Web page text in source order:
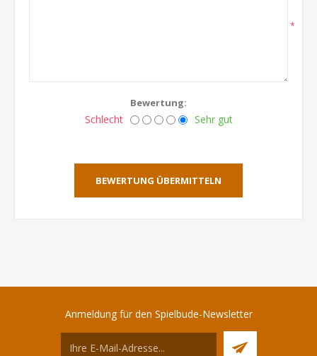
*
Bewertung:
Schlecht Sehr gut
BEWERTUNG ÜBERMITTELN
Anmeldung für den Spielbude-Newsletter